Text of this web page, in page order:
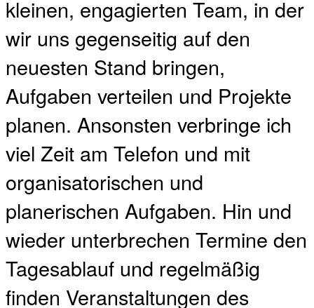
kleinen, engagierten Team, in der
wir uns gegenseitig auf den
neuesten Stand bringen,
Aufgaben verteilen und Projekte
planen. Ansonsten verbringe ich
viel Zeit am Telefon und mit
organisatorischen und
planerischen Aufgaben. Hin und
wieder unterbrechen Termine den
Tagesablauf und regelmäßig
finden Veranstaltungen des